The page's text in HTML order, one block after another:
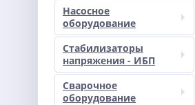
Насосное
оборудование
Стабилизаторы
напряжения - ИБП
Сварочное
оборудование